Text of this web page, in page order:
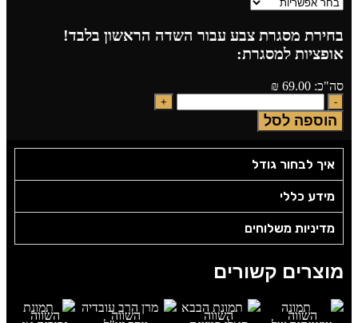
בחירת מסגרת צבע עבור השדה הראשון בלבד!
אופציות למסגרת:
סה"כ: 69.00
₪
הוספה לסל
איך לבחור גודל
מידע כללי
מדיניות משלוחים
מוצרים קשורים
השווה
השווה
השווה
השווה